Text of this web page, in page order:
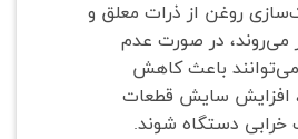
روغن از ذرات معلق و
می‌روند، در صورت عدم
باعث کاهش
افزایش سایش قطعات
خرابی دستگاه شوند.